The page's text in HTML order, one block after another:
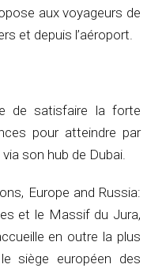
aux voyageurs de
et depuis l’aéroport.
de satisfaire la forte
pour atteindre par
via son hub de Dubai.
Europe and Russia:
et le Massif du Jura,
en outre la plus
siège européen des